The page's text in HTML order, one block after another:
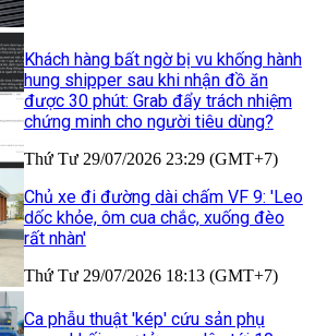
Khách hàng bất ngờ bị vu khống hành
hung shipper sau khi nhận đồ ăn
được 30 phút: Grab đẩy trách nhiệm
chứng minh cho người tiêu dùng?
Thứ Tư 29/07/2026 23:29 (GMT+7)
Chủ xe đi đường dài chấm VF 9: 'Leo
dốc khỏe, ôm cua chắc, xuống đèo
rất nhàn'
Thứ Tư 29/07/2026 18:13 (GMT+7)
Ca phẫu thuật 'kép' cứu sản phụ